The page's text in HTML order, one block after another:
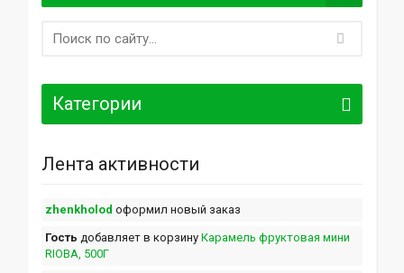
Категории
Лента активности
zhenkholod оформил новый заказ
Гость добавляет в корзину Карамель фруктовая мини
RIOBA, 500Г